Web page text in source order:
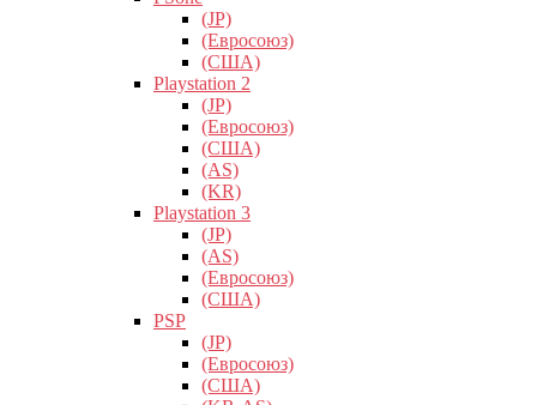
(JP)
(Евросоюз)
(США)
Playstation 2
(JP)
(Евросоюз)
(США)
(AS)
(KR)
Playstation 3
(JP)
(AS)
(Евросоюз)
(США)
PSP
(JP)
(Евросоюз)
(США)